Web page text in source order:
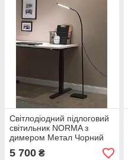
Світлодіодний підлоговий
світильник NORMA з
димером Метал Чорний
5 700 ₴